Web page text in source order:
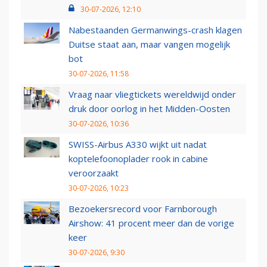
30-07-2026, 12:10
Nabestaanden Germanwings-crash klagen
Duitse staat aan, maar vangen mogelijk
bot
30-07-2026, 11:58
Vraag naar vliegtickets wereldwijd onder
druk door oorlog in het Midden-Oosten
30-07-2026, 10:36
SWISS-Airbus A330 wijkt uit nadat
koptelefoonoplader rook in cabine
veroorzaakt
30-07-2026, 10:23
Bezoekersrecord voor Farnborough
Airshow: 41 procent meer dan de vorige
keer
30-07-2026, 9:30